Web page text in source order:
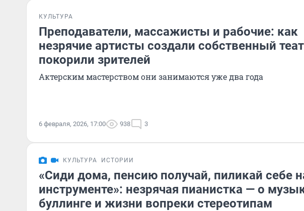
КУЛЬТУРА
Преподаватели, массажисты и рабочие: как
незрячие артисты создали собственный
покорили зрителей
Актерским мастерством они занимаются уже два года
6 февраля, 2026, 17:00 938 3
КУЛЬТУРА ИСТОРИИ
«Сиди дома, пенсию получай, пиликай себе
инструменте»: незрячая пианистка — о
буллинге и жизни вопреки стереотипам